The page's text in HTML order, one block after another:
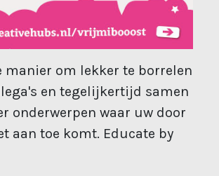
manier om lekker te borrelen
en tegelijkertijd samen
onderwerpen waar uw door
aan toe komt. Educate by